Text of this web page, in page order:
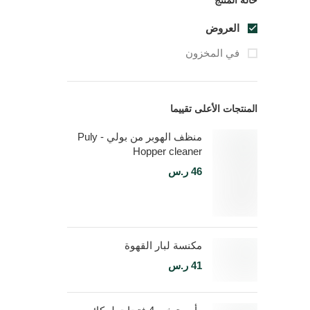
العروض
في المخزون
المنتجات الأعلى تقييما
منظف الهوبر من بولي - Puly
Hopper cleaner
46 ر.س
مكنسة لبار القهوة
41 ر.س